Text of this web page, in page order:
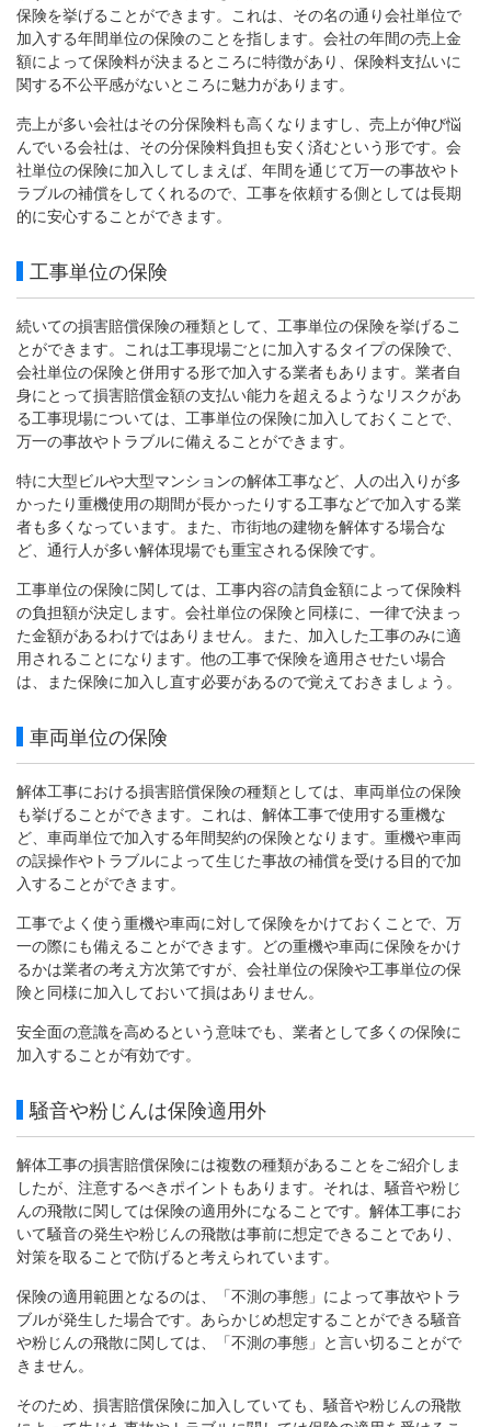
保険を挙げることができます。これは、その名の通り会社単位で
加入する年間単位の保険のことを指します。会社の年間の売上金
額によって保険料が決まるところに特徴があり、保険料支払いに
関する不公平感がないところに魅力があります。
売上が多い会社はその分保険料も高くなりますし、売上が伸び悩
んでいる会社は、その分保険料負担も安く済むという形です。会
社単位の保険に加入してしまえば、年間を通じて万一の事故やト
ラブルの補償をしてくれるので、工事を依頼する側としては長期
的に安心することができます。
工事単位の保険
続いての損害賠償保険の種類として、工事単位の保険を挙げるこ
とができます。これは工事現場ごとに加入するタイプの保険で、
会社単位の保険と併用する形で加入する業者もあります。業者自
身にとって損害賠償金額の支払い能力を超えるようなリスクがあ
る工事現場については、工事単位の保険に加入しておくことで、
万一の事故やトラブルに備えることができます。
特に大型ビルや大型マンションの解体工事など、人の出入りが多
かったり重機使用の期間が長かったりする工事などで加入する業
者も多くなっています。また、市街地の建物を解体する場合な
ど、通行人が多い解体現場でも重宝される保険です。
工事単位の保険に関しては、工事内容の請負金額によって保険料
の負担額が決定します。会社単位の保険と同様に、一律で決まっ
た金額があるわけではありません。また、加入した工事のみに適
用されることになります。他の工事で保険を適用させたい場合
は、また保険に加入し直す必要があるので覚えておきましょう。
車両単位の保険
解体工事における損害賠償保険の種類としては、車両単位の保険
も挙げることができます。これは、解体工事で使用する重機な
ど、車両単位で加入する年間契約の保険となります。重機や車両
の誤操作やトラブルによって生じた事故の補償を受ける目的で加
入することができます。
工事でよく使う重機や車両に対して保険をかけておくことで、万
一の際にも備えることができます。どの重機や車両に保険をかけ
るかは業者の考え方次第ですが、会社単位の保険や工事単位の保
険と同様に加入しておいて損はありません。
安全面の意識を高めるという意味でも、業者として多くの保険に
加入することが有効です。
騒音や粉じんは保険適用外
解体工事の損害賠償保険には複数の種類があることをご紹介しま
したが、注意するべきポイントもあります。それは、騒音や粉じ
んの飛散に関しては保険の適用外になることです。解体工事にお
いて騒音の発生や粉じんの飛散は事前に想定できることであり、
対策を取ることで防げると考えられています。
保険の適用範囲となるのは、「不測の事態」によって事故やトラ
ブルが発生した場合です。あらかじめ想定することができる騒音
や粉じんの飛散に関しては、「不測の事態」と言い切ることがで
きません。
そのため、損害賠償保険に加入していても、騒音や粉じんの飛散